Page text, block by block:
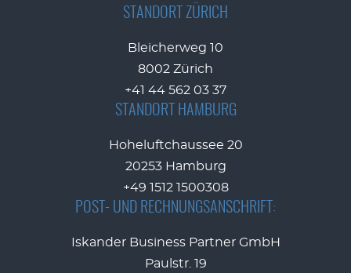
STANDORT ZÜRICH
Bleicherweg 10
8002 Zürich
+41 44 562 03 37
STANDORT HAMBURG
Hoheluftchaussee 20
20253 Hamburg
+49 1512 1500308
POST- UND RECHNUNGSANSCHRIFT:
Iskander Business Partner GmbH
Paulstr. 19